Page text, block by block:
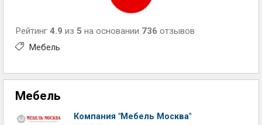
Рейтинг 4.9 из 5 на основании 736 отзывов
Мебель
Мебель
Компания "Мебель Москва"